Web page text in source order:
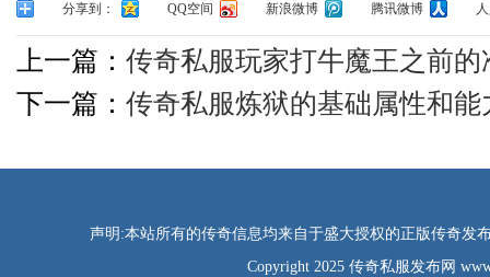
分享到： QQ空间 新浪微博 腾讯微博
上一篇： 传奇私服玩家打牛魔王之前的
下一篇： 传奇私服炼狱的基础属性和能
声明:本站所有的传奇信息均来自于盛大授权的正版传奇发
Copyright 2025 传奇私服发布网